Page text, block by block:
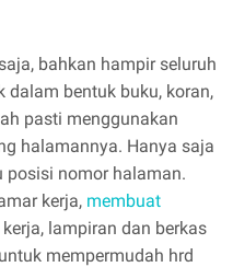
bahkan hampir seluruh
bentuk buku, koran,
pasti menggunakan
halamannya. Hanya saja
posisi nomor halaman.
kerja, membuat
lampiran dan berkas
mempermudah hrd